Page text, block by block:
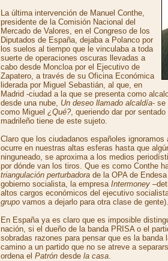
La última intervención de Manuel Conthe,
presidente de la Comisión Nacional del
Mercado de Valores, en el Congreso de los
Diputados de España, dejaba a Polanco por
los suelos al tiempo que le vinculaba a toda
suerte de operaciones oscuras llevadas a
cabo desde Moncloa por el Ejecutivo de
Zapatero, a través de su Oficina Económica
liderada por Miguel Sebastián, al que, en
Madrid -ciudad a la que se presenta como
desde una nube, Un deseo llamado alcaldía- se
como Miguel ¿Qué?, queriendo dar por
madrileño tiene de este sujeto.
Claro que los ciudadanos españoles
ocurre en nuestras altas esferas hasta que
ninguneado, se aproxima a los medios
por dónde van los tiros. Que es como Conthe
triangulación perturbadora de la OPA de
gobierno socialista, la empresa Intermoney
altos cargos económicos del ejecutivo
grupo vamos a dejarlo para otra clase de gente).
En España ya es claro que es imposible
nación, si el dueño de la banda PRISA o el
sobradas razones para pensar que es la banda
camino a un partido que no se atreve a
ordena el Patrón desde la casa.